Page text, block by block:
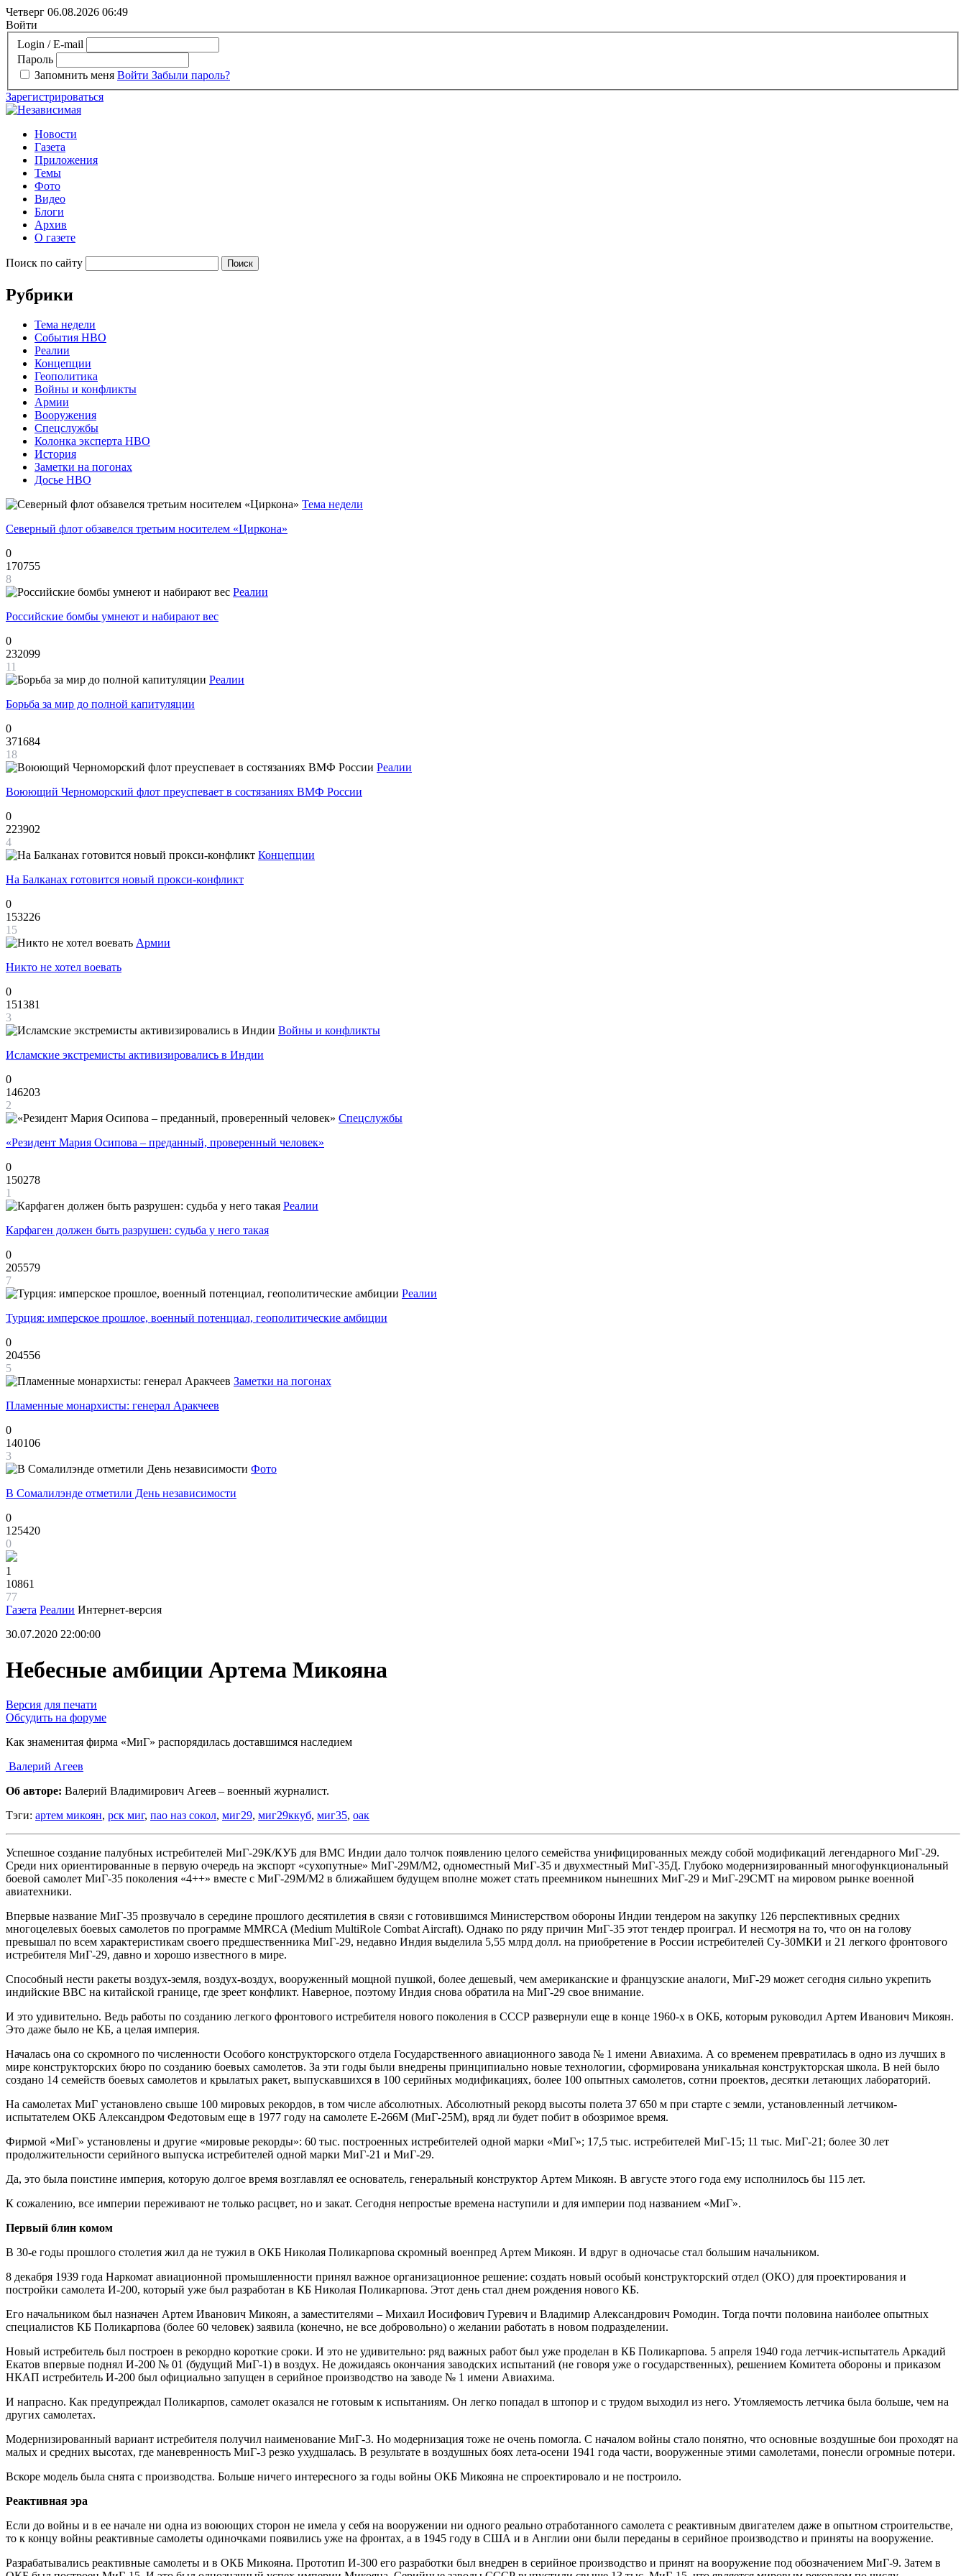
Четверг 06.08.2026 06:49
Войти
Login / E-mail
Пароль
Запомнить меня Войти Забыли пароль?
Зарегистрироваться
Новости
Газета
Приложения
Темы
Фото
Видео
Блоги
Архив
О газете
Поиск по сайту
Рубрики
Тема недели
События НВО
Реалии
Концепции
Геополитика
Войны и конфликты
Армии
Вооружения
Спецслужбы
Колонка эксперта НВО
История
Заметки на погонах
Досье НВО
Тема недели
Северный флот обзавелся третьим носителем «Циркона»
0
170755
8
Реалии
Российские бомбы умнеют и набирают вес
0
232099
11
Реалии
Борьба за мир до полной капитуляции
0
371684
18
Реалии
Воюющий Черноморский флот преуспевает в состязаниях ВМФ России
0
223902
4
Концепции
На Балканах готовится новый прокси-конфликт
0
153226
15
Армии
Никто не хотел воевать
0
151381
3
Войны и конфликты
Исламские экстремисты активизировались в Индии
0
146203
2
Спецслужбы
«Резидент Мария Осипова – преданный, проверенный человек»
0
150278
1
Реалии
Карфаген должен быть разрушен: судьба у него такая
0
205579
7
Реалии
Турция: имперское прошлое, военный потенциал, геополитические амбиции
0
204556
5
Заметки на погонах
Пламенные монархисты: генерал Аракчеев
0
140106
3
Фото
В Сомалилэнде отметили День независимости
0
125420
0
1
10861
77
Газета Реалии Интернет-версия
30.07.2020 22:00:00
Небесные амбиции Артема Микояна
Версия для печати
Обсудить на форуме
Как знаменитая фирма «МиГ» распорядилась доставшимся наследием
Валерий Агеев
Об авторе: Валерий Владимирович Агеев – военный журналист.
Тэги: артем микоян, рск миг, пао наз сокол, миг29, миг29ккуб, миг35, оак
Успешное создание палубных истребителей МиГ-29К/КУБ для ВМС Индии дало толчок появлению целого семейства унифицированных между собой модификаций легендарного МиГ-29.
Среди них ориентированные в первую очередь на экспорт «сухопутные» МиГ-29М/М2, одноместный МиГ-35 и двухместный МиГ-35Д. Глубоко модернизированный многофункциональный
боевой самолет МиГ-35 поколения «4++» вместе с МиГ-29М/М2 в ближайшем будущем вполне может стать преемником нынешних МиГ-29 и МиГ-29СМТ на мировом рынке военной
авиатехники.
Впервые название МиГ-35 прозвучало в середине прошлого десятилетия в связи с готовившимся Министерством обороны Индии тендером на закупку 126 перспективных средних
многоцелевых боевых самолетов по программе MMRCA (Medium MultiRole Combat Aircraft). Однако по ряду причин МиГ-35 этот тендер проиграл. И несмотря на то, что он на голову
превышал по всем характеристикам своего предшественника МиГ-29, недавно Индия выделила 5,55 млрд долл. на приобретение в России истребителей Су-30МКИ и 21 легкого фронтового
истребителя МиГ-29, давно и хорошо известного в мире.
Способный нести ракеты воздух-земля, воздух-воздух, вооруженный мощной пушкой, более дешевый, чем американские и французские аналоги, МиГ-29 может сегодня сильно укрепить
индийские ВВС на китайской границе, где зреет конфликт. Наверное, поэтому Индия снова обратила на МиГ-29 свое внимание.
И это удивительно. Ведь работы по созданию легкого фронтового истребителя нового поколения в СССР развернули еще в конце 1960-х в ОКБ, которым руководил Артем Иванович Микоян.
Это даже было не КБ, а целая империя.
Началась она со скромного по численности Особого конструкторского отдела Государственного авиационного завода № 1 имени Авиахима. А со временем превратилась в одно из лучших в
мире конструкторских бюро по созданию боевых самолетов. За эти годы были внедрены принципиально новые технологии, сформирована уникальная конструкторская школа. В ней было
создано 14 семейств боевых самолетов и крылатых ракет, выпускавшихся в 100 серийных модификациях, более 100 опытных самолетов, сотни проектов, десятки летающих лабораторий.
На самолетах МиГ установлено свыше 100 мировых рекордов, в том числе абсолютных. Абсолютный рекорд высоты полета 37 650 м при старте с земли, установленный летчиком-
испытателем ОКБ Александром Федотовым еще в 1977 году на самолете Е-266М (МиГ-25М), вряд ли будет побит в обозримое время.
Фирмой «МиГ» установлены и другие «мировые рекорды»: 60 тыс. построенных истребителей одной марки «МиГ»; 17,5 тыс. истребителей МиГ-15; 11 тыс. МиГ-21; более 30 лет
продолжительности серийного выпуска истребителей одной марки МиГ-21 и МиГ-29.
Да, это была поистине империя, которую долгое время возглавлял ее основатель, генеральный конструктор Артем Микоян. В августе этого года ему исполнилось бы 115 лет.
К сожалению, все империи переживают не только расцвет, но и закат. Сегодня непростые времена наступили и для империи под названием «МиГ».
Первый блин комом
В 30-е годы прошлого столетия жил да не тужил в ОКБ Николая Поликарпова скромный военпред Артем Микоян. И вдруг в одночасье стал большим начальником.
8 декабря 1939 года Наркомат авиационной промышленности принял важное организационное решение: создать новый особый конструкторский отдел (ОКО) для проектирования и
постройки самолета И-200, который уже был разработан в КБ Николая Поликарпова. Этот день стал днем рождения нового КБ.
Его начальником был назначен Артем Иванович Микоян, а заместителями – Михаил Иосифович Гуревич и Владимир Александрович Ромодин. Тогда почти половина наиболее опытных
специалистов КБ Поликарпова (более 60 человек) заявила (конечно, не все добровольно) о желании работать в новом подразделении.
Новый истребитель был построен в рекордно короткие сроки. И это не удивительно: ряд важных работ был уже проделан в КБ Поликарпова. 5 апреля 1940 года летчик-испытатель Аркадий
Екатов впервые поднял И-200 № 01 (будущий МиГ-1) в воздух. Не дожидаясь окончания заводских испытаний (не говоря уже о государственных), решением Комитета обороны и приказом
НКАП истребитель И-200 был официально запущен в серийное производство на заводе № 1 имени Авиахима.
И напрасно. Как предупреждал Поликарпов, самолет оказался не готовым к испытаниям. Он легко попадал в штопор и с трудом выходил из него. Утомляемость летчика была больше, чем на
других самолетах.
Модернизированный вариант истребителя получил наименование МиГ-3. Но модернизация тоже не очень помогла. С началом войны стало понятно, что основные воздушные бои проходят на
малых и средних высотах, где маневренность МиГ-3 резко ухудшалась. В результате в воздушных боях лета-осени 1941 года части, вооруженные этими самолетами, понесли огромные потери.
Вскоре модель была снята с производства. Больше ничего интересного за годы войны ОКБ Микояна не спроектировало и не построило.
Реактивная эра
Если до войны и в ее начале ни одна из воюющих сторон не имела у себя на вооружении ни одного реально отработанного самолета с реактивным двигателем даже в опытном строительстве,
то к концу войны реактивные самолеты одиночками появились уже на фронтах, а в 1945 году в США и в Англии они были переданы в серийное производство и приняты на вооружение.
Разрабатывались реактивные самолеты и в ОКБ Микояна. Прототип И-300 его разработки был внедрен в серийное производство и принят на вооружение под обозначением МиГ-9. Затем в